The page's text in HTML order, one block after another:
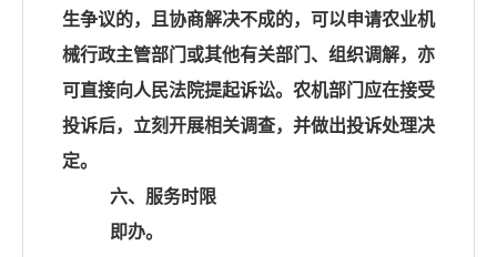
生争议的，且协商解决不成的，可以申请农业机
械行政主管部门或其他有关部门、组织调解，亦
可直接向人民法院提起诉讼。农机部门应在接受
投诉后，立刻开展相关调查，并做出投诉处理决
定。
六、服务时限
即办。